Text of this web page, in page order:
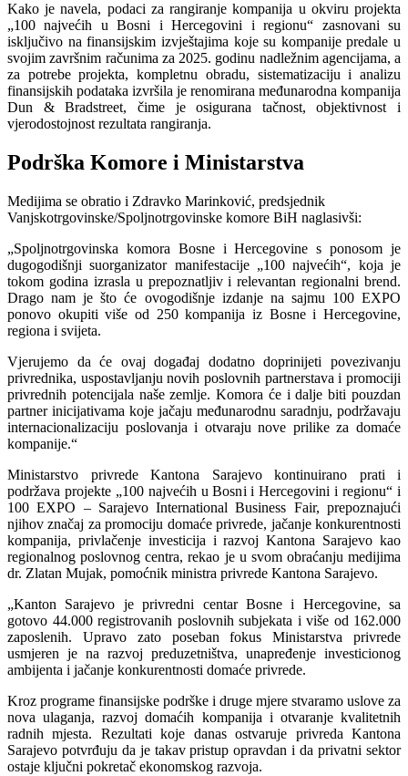
Kako je navela, podaci za rangiranje kompanija u okviru projekta
„100 najvećih u Bosni i Hercegovini i regionu“ zasnovani su
isključivo na finansijskim izvještajima koje su kompanije predale u
svojim završnim računima za 2025. godinu nadležnim agencijama, a
za potrebe projekta, kompletnu obradu, sistematizaciju i analizu
finansijskih podataka izvršila je renomirana međunarodna kompanija
Dun & Bradstreet, čime je osigurana tačnost, objektivnost i
vjerodostojnost rezultata rangiranja.
Podrška Komore i Ministarstva
Medijima se obratio i Zdravko Marinković, predsjednik
Vanjskotrgovinske/Spoljnotrgovinske komore BiH naglasivši:
„Spoljnotrgovinska komora Bosne i Hercegovine s ponosom je
dugogodišnji suorganizator manifestacije „100 najvećih“, koja je
tokom godina izrasla u prepoznatljiv i relevantan regionalni brend.
Drago nam je što će ovogodišnje izdanje na sajmu 100 EXPO
ponovo okupiti više od 250 kompanija iz Bosne i Hercegovine,
regiona i svijeta.
Vjerujemo da će ovaj događaj dodatno doprinijeti povezivanju
privrednika, uspostavljanju novih poslovnih partnerstava i promociji
privrednih potencijala naše zemlje. Komora će i dalje biti pouzdan
partner inicijativama koje jačaju međunarodnu saradnju, podržavaju
internacionalizaciju poslovanja i otvaraju nove prilike za domaće
kompanije.“
Ministarstvo privrede Kantona Sarajevo kontinuirano prati i
podržava projekte „100 najvećih u Bosni i Hercegovini i regionu“ i
100 EXPO – Sarajevo International Business Fair, prepoznajući
njihov značaj za promociju domaće privrede, jačanje konkurentnosti
kompanija, privlačenje investicija i razvoj Kantona Sarajevo kao
regionalnog poslovnog centra, rekao je u svom obraćanju medijima
dr. Zlatan Mujak, pomoćnik ministra privrede Kantona Sarajevo.
„Kanton Sarajevo je privredni centar Bosne i Hercegovine, sa
gotovo 44.000 registrovanih poslovnih subjekata i više od 162.000
zaposlenih. Upravo zato poseban fokus Ministarstva privrede
usmjeren je na razvoj preduzetništva, unapređenje investicionog
ambijenta i jačanje konkurentnosti domaće privrede.
Kroz programe finansijske podrške i druge mjere stvaramo uslove za
nova ulaganja, razvoj domaćih kompanija i otvaranje kvalitetnih
radnih mjesta. Rezultati koje danas ostvaruje privreda Kantona
Sarajevo potvrđuju da je takav pristup opravdan i da privatni sektor
ostaje ključni pokretač ekonomskog razvoja.